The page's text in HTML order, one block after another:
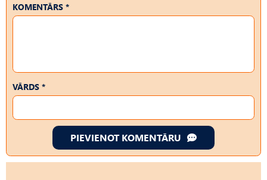
KOMENTĀRS *
VĀRDS *
PIEVIENOT KOMENTĀRU